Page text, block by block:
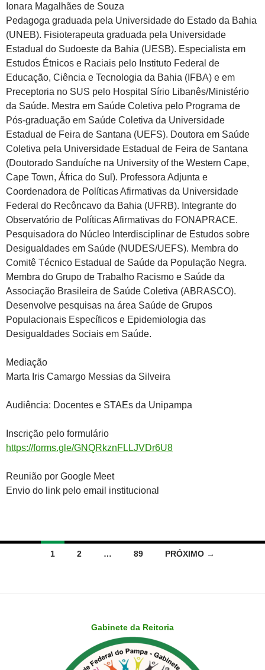
Ionara Magalhães de Souza
Pedagoga graduada pela Universidade do Estado da Bahia
(UNEB). Fisioterapeuta graduada pela Universidade
Estadual do Sudoeste da Bahia (UESB). Especialista em
Estudos Étnicos e Raciais pelo Instituto Federal de
Educação, Ciência e Tecnologia da Bahia (IFBA) e em
Preceptoria no SUS pelo Hospital Sírio Libanês/Ministério
da Saúde. Mestra em Saúde Coletiva pelo Programa de
Pós-graduação em Saúde Coletiva da Universidade
Estadual de Feira de Santana (UEFS). Doutora em Saúde
Coletiva pela Universidade Estadual de Feira de Santana
(Doutorado Sanduíche na University of the Western Cape,
Cape Town, África do Sul). Professora Adjunta e
Coordenadora de Políticas Afirmativas da Universidade
Federal do Recôncavo da Bahia (UFRB). Integrante do
Observatório de Políticas Afirmativas do FONAPRACE.
Pesquisadora do Núcleo Interdisciplinar de Estudos sobre
Desigualdades em Saúde (NUDES/UEFS). Membra do
Comitê Técnico Estadual de Saúde da População Negra.
Membra do Grupo de Trabalho Racismo e Saúde da
Associação Brasileira de Saúde Coletiva (ABRASCO).
Desenvolve pesquisas na área Saúde de Grupos
Populacionais Específicos e Epidemiologia das
Desigualdades Sociais em Saúde.
Mediação
Marta Iris Camargo Messias da Silveira
Audiência: Docentes e STAEs da Unipampa
Inscrição pelo formulário
https://forms.gle/GNQRkznFLLJVDr6U8
Reunião por Google Meet
Envio do link pelo email institucional
Navegação
posts
1 2 … 89 PRÓXIMO →
Gabinete da Reitoria